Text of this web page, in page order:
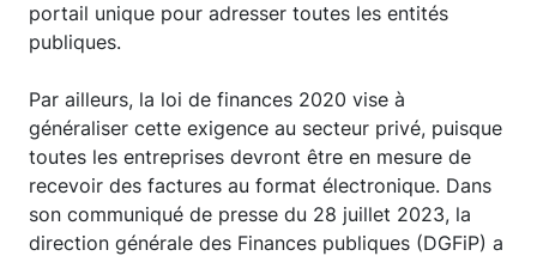
portail unique pour adresser toutes les entités
publiques.
Par ailleurs, la loi de finances 2020 vise à
généraliser cette exigence au secteur privé, puisque
toutes les entreprises devront être en mesure de
recevoir des factures au format électronique. Dans
son communiqué de presse du 28 juillet 2023, la
direction générale des Finances publiques (DGFiP) a